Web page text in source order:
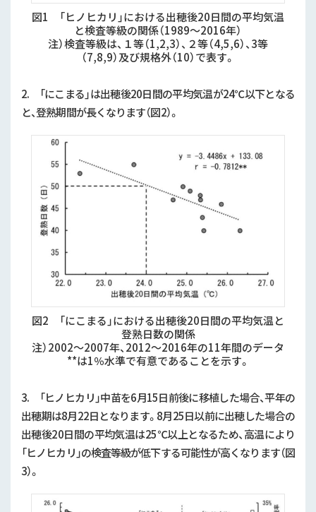
図1 「ヒノヒカリ」における出穂後20日間の平均気温
と検査等級の関係（1989～2016年）
注）検査等級は、１等（1,2,3）、２等（4,5,6）、3等
（7,8,9）及び規格外（10）で表す。
2. 「にこまる」は出穂後20日間の平均気温が24℃以下となる
と、登熟期間が長くなります（図2）。
図2 「にこまる」における出穂後20日間の平均気温と
登熟日数の関係
注）2002～2007年、2012～2016年の11年間のデータ
**は1％水準で有意であることを示す。
3. 「ヒノヒカリ」中苗を6月15日前後に移植した場合、平年の
出穂期は8月22日となります。 8月25日以前に出穂した場合の
出穂後20日間の平均気温は25℃以上となるため、高温により
「ヒノヒカリ」の検査等級が低下する可能性が高くなります（図
3）。